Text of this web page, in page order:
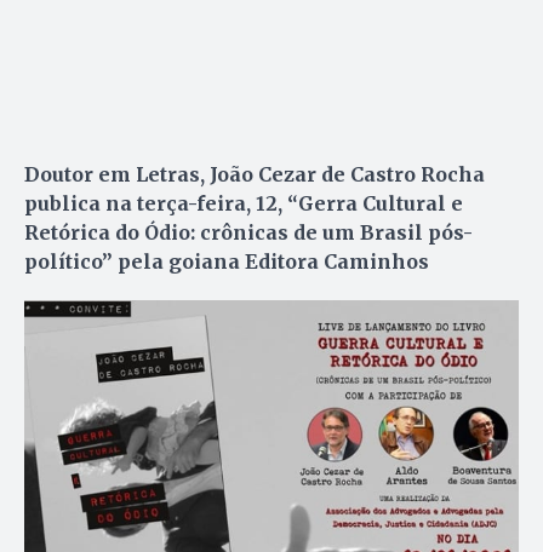
Doutor em Letras, João Cezar de Castro Rocha
publica na terça-feira, 12, “Gerra Cultural e
Retórica do Ódio: crônicas de um Brasil pós-
político” pela goiana Editora Caminhos